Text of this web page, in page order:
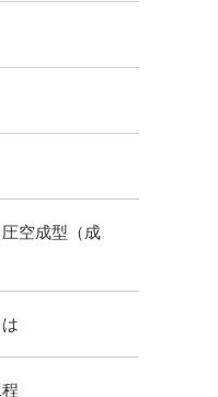
空成型（成